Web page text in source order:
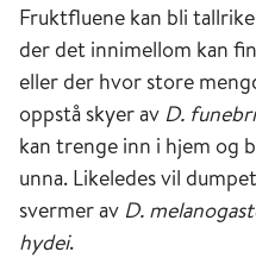
Fruktfluene kan bli
der det innimellom kan
eller der hvor store
oppstå skyer av D.
kan trenge inn i hjem og
unna. Likeledes vil
svermer av D.
hydei.